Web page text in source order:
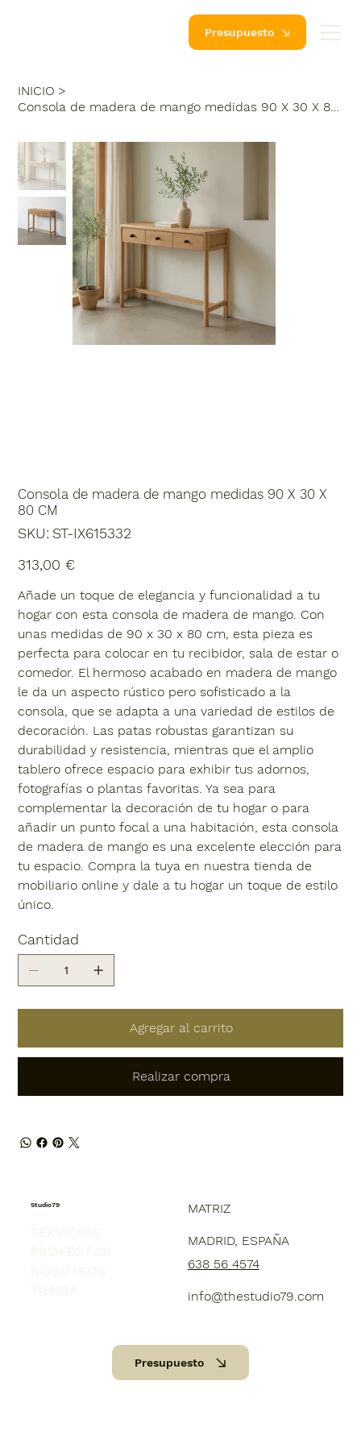
Presupuesto
INICIO >
Consola de madera de mango medidas 90 X 30 X
80 CM
SKU: SKU
ST-
ST-IX615332
313,00 €
Añade un toque de elegancia y funcionalidad a tu
hogar con esta consola de madera de mango. Con
unas medidas de 90 x 30 x 80 cm, esta pieza es
perfecta para colocar en tu recibidor, sala de estar o
comedor. El hermoso acabado en madera de mango
le da un aspecto rústico pero sofisticado a la
consola, que se adapta a una variedad de estilos de
decoración. Las patas robustas garantizan su
durabilidad y resistencia, mientras que el amplio
tablero ofrece espacio para exhibir tus adornos,
fotografías o plantas favoritas. Ya sea para
complementar la decoración de tu hogar o para
añadir un punto focal a una habitación, esta consola
de madera de mango es una excelente elección para
tu espacio. Compra la tuya en nuestra tienda de
mobiliario online y dale a tu hogar un toque de estilo
único.
Cantidad
Agregar al carrito
Realizar compra
Studio79 MATRIZ
MADRID, ESPAÑA
638 56 4574
info@thestudio79.com
Presupuesto